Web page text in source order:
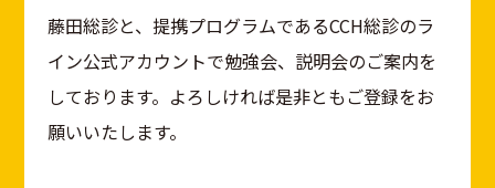
藤田総診と、提携プログラムであるCCH総診のラ
イン公式アカウントで勉強会、説明会のご案内を
しております。よろしければ是非ともご登録をお
願いいたします。